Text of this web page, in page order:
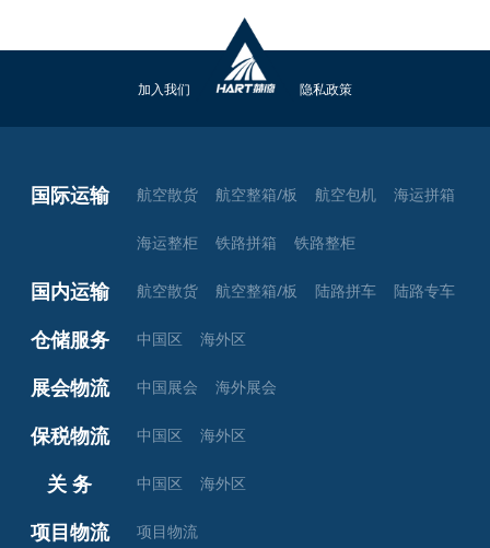
加入我们 隐私政策
国际运输 航空散货 航空整箱/板 航空包机 海运拼箱
海运整柜 铁路拼箱 铁路整柜
国内运输 航空散货 航空整箱/板 陆路拼车 陆路专车
仓储服务 中国区 海外区
展会物流 中国展会 海外展会
保税物流 中国区 海外区
关 务 中国区 海外区
项目物流 项目物流